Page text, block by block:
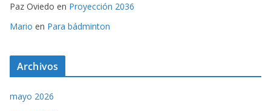
Paz Oviedo en Proyección 2036
Mario en Para bádminton
Archivos
mayo 2026